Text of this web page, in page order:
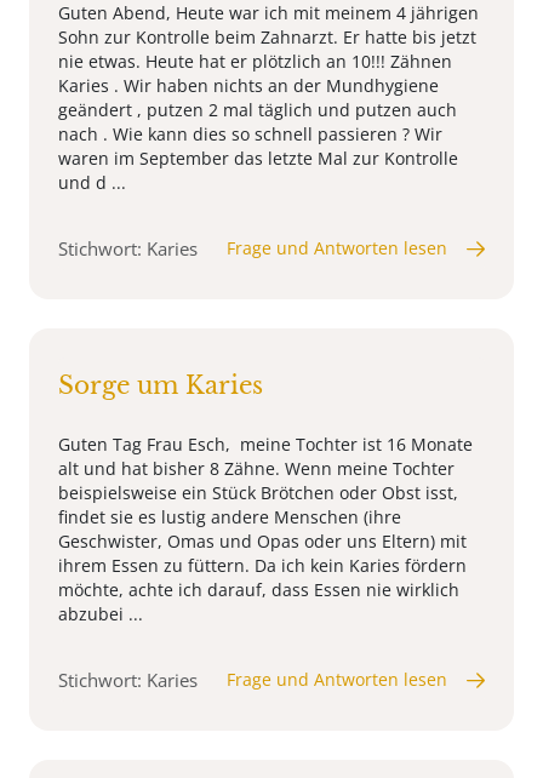
Guten Abend, Heute war ich mit meinem 4 jährigen
Sohn zur Kontrolle beim Zahnarzt. Er hatte bis jetzt
nie etwas. Heute hat er plötzlich an 10!!! Zähnen
Karies . Wir haben nichts an der Mundhygiene
geändert , putzen 2 mal täglich und putzen auch
nach . Wie kann dies so schnell passieren ? Wir
waren im September das letzte Mal zur Kontrolle
und d ...
Stichwort: Karies Frage und Antworten lesen
Sorge um Karies
Guten Tag Frau Esch, meine Tochter ist 16 Monate
alt und hat bisher 8 Zähne. Wenn meine Tochter
beispielsweise ein Stück Brötchen oder Obst isst,
findet sie es lustig andere Menschen (ihre
Geschwister, Omas und Opas oder uns Eltern) mit
ihrem Essen zu füttern. Da ich kein Karies fördern
möchte, achte ich darauf, dass Essen nie wirklich
abzubei ...
Stichwort: Karies Frage und Antworten lesen